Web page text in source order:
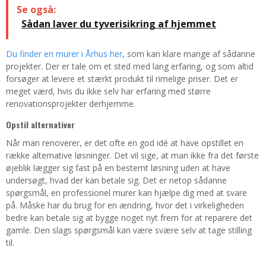
Se også:
Sådan laver du tyverisikring af hjemmet
Du finder en murer i Århus her, som kan klare mange af sådanne
projekter. Der er tale om et sted med lang erfaring, og som altid
forsøger at levere et stærkt produkt til rimelige priser. Det er
meget værd, hvis du ikke selv har erfaring med større
renovationsprojekter derhjemme.
Opstil alternativer
Når man renoverer, er det ofte en god idé at have opstillet en
række alternative løsninger. Det vil sige, at man ikke fra det første
øjeblik lægger sig fast på en bestemt løsning uden at have
undersøgt, hvad der kan betale sig. Det er netop sådanne
spørgsmål, en professionel murer kan hjælpe dig med at svare
på. Måske har du brug for en ændring, hvor det i virkeligheden
bedre kan betale sig at bygge noget nyt frem for at reparere det
gamle. Den slags spørgsmål kan være svære selv at tage stilling
til.